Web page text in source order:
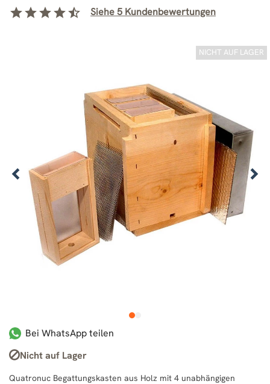
starstarstarstarstar_half Siehe 5 Kundenbewertungen
NICHT AUF LAGER
1
Bei WhatsApp teilen
Nicht auf Lager
Quatronuc Begattungskasten aus Holz mit 4 unabhängigen